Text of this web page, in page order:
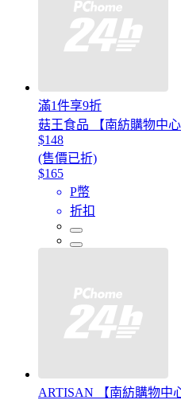
滿1件享9折
菇王食品 【南紡購物中
$148
(售價已折)
$165
P幣
折扣
ARTISAN 【南紡購物中